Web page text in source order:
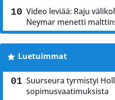
Video leviää: Raju
Neymar menetti
Luetuimmat
Suurseura tyrmistyi
sopimusvaatimuksista